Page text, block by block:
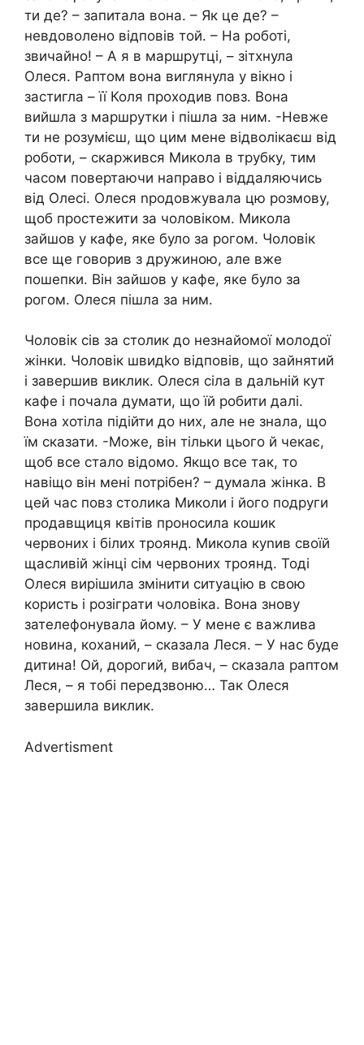
ти де? – запитала вона. – Як це де? –
невдоволено відповів той. – На роботі,
звичайно! – А я в маршрутці, – зітхнула
Олеся. Раптом вона виглянула у вікно і
застигла – її Коля проходив повз. Вона
вийшла з маршрутки і пішла за ним. -Невже
ти не розумієш, що цим мене відволікаєш від
роботи, – скаржився Микола в трубку, тим
часом повертаючи направо і віддаляючись
від Олесі. Олеся nродовжувала цю розмову,
щоб простежити за чоловіком. Микола
зайшов у кафе, яке було за рогом. Чоловік
все ще говорив з дружиною, але вже
пошепки. Він зайшов у кафе, яке було за
рогом. Олеся пішла за ним.
Чоловік сів за столик до незнайомої молодої
жінки. Чоловік швидkо відповів, що зайнятий
і завершив виклик. Олеся сіла в дальній кут
кафе і почала думати, що їй робити далі.
Вона хотіла підійти до них, але не знала, що
їм сказати. -Може, він тільки цього й чекає,
щоб все стало відомо. Якщо все так, то
навіщо він мені потрібен? – думала жінка. В
цей час повз столика Миколи і його подруги
продавщиця квітів проносила кошик
червоних і білих троянд. Микола куnив своїй
щасливій жінці сім червоних троянд. Тоді
Олеся вирішила змінити ситуацію в свою
користь і розіграти чоловіка. Вона знову
зателефонувала йому. – У мене є важлива
новина, коханий, – сказала Леся. – У нас буде
дитина! Ой, дорогий, вибач, – сказала раптом
Леся, – я тобі передзвоню… Так Олеся
завершила виклик.
Advertisment